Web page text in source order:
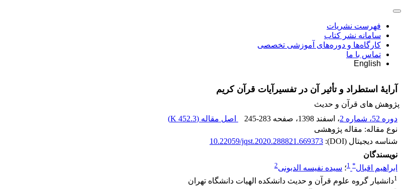
فهرست نشریات
سامانه نشر کتاب
کارگاه‌ها و دوره‌های آموزشی تخصصی
تماس با ما
English
آرایۀ استطراد و تأثیر آن در تفسیرآیات قرآن کریم
پژوهش های قرآن و حدیث
دوره 52، شماره 2
، اسفند 1398 ، صفحه 245-283 اصل مقاله (452.3 K
)
نوع مقاله: مقاله پژوهشی
شناسه دیجیتال (DOI):
10.22059/jqst.2020.288821.669373
نویسندگان
ابراهیم اقبال*
1؛ سیده نفیسه الدبونی2
1دانشیار گروه علوم قرآن و حدیث دانشکده الهیات دانشگاه تهران